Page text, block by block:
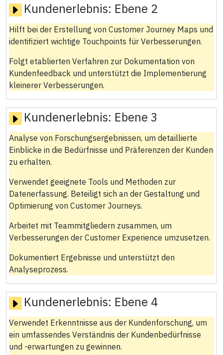
Kundenerlebnis: Ebene 2
Hilft bei der Erstellung von Customer Journey Maps und
identifiziert wichtige Touchpoints für Verbesserungen.
Folgt etablierten Verfahren zur Dokumentation von
Kundenfeedback und unterstützt die Implementierung
kleinerer Verbesserungen.
Kundenerlebnis: Ebene 3
Analyse von Forschungsergebnissen, um detaillierte
Einblicke in die Bedürfnisse und Präferenzen der Kunden
zu erhalten.
Verwendet geeignete Tools und Methoden zur
Datenerfassung. Beteiligt sich an der Gestaltung und
Optimierung von Customer Journeys.
Arbeitet mit Teammitgliedern zusammen, um
Verbesserungen der Customer Experience umzusetzen.
Dokumentiert Ergebnisse und unterstützt den
Analyseprozess.
Kundenerlebnis: Ebene 4
Verwendet Erkenntnisse aus der Kundenforschung, um
ein umfassendes Verständnis der Kundenbedürfnisse
und -erwartungen zu gewinnen.